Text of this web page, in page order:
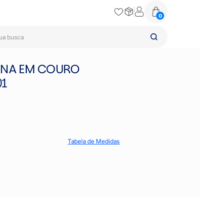
0
EM COURO
Tabela de Medidas